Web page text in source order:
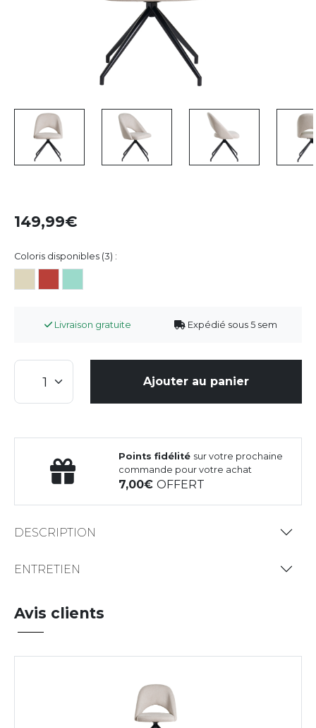
149,99
Coloris disponibles (3) :
Livraison gratuite Expédié sous 5 sem
Ajouter au panier
Points fidélité sur votre prochaine
commande pour votre achat
7,00OFFERT
DESCRIPTION
ENTRETIEN
Avis clients